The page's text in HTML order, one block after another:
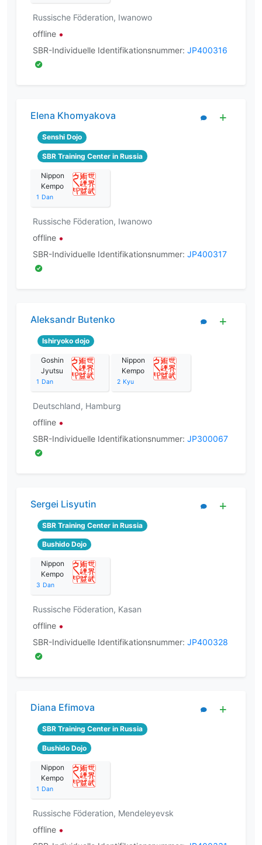
Russische Föderation, Iwanowo
offline
SBR-Individuelle Identifikationsnummer: JP400316
Elena Khomyakova
Senshi Dojo
SBR Training Center in Russia
Nippon
Kempo
1 Dan
Russische Föderation, Iwanowo
offline
SBR-Individuelle Identifikationsnummer: JP400317
Aleksandr Butenko
Ishiryoko dojo
Goshin
Jyutsu
1 Dan
Nippon
Kempo
2 Kyu
Deutschland, Hamburg
offline
SBR-Individuelle Identifikationsnummer: JP300067
Sergei Lisyutin
SBR Training Center in Russia
Bushido Dojo
Nippon
Kempo
3 Dan
Russische Föderation, Kasan
offline
SBR-Individuelle Identifikationsnummer: JP400328
Diana Efimova
SBR Training Center in Russia
Bushido Dojo
Nippon
Kempo
1 Dan
Russische Föderation, Mendeleyevsk
offline